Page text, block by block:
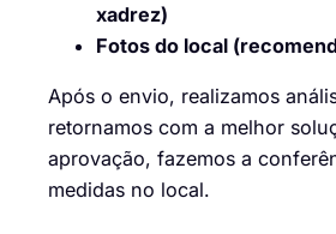
xadrez)
Fotos do local
Após o envio, realizamos
retornamos com a melhor
aprovação, fazemos a
medidas no local.